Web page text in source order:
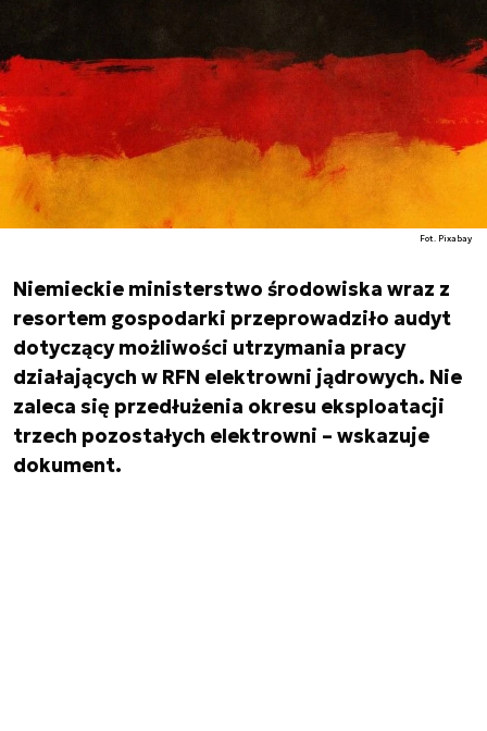
Fot. Pixabay
Niemieckie ministerstwo środowiska wraz z
resortem gospodarki przeprowadziło audyt
dotyczący możliwości utrzymania pracy
działających w RFN elektrowni jądrowych. Nie
zaleca się przedłużenia okresu eksploatacji
trzech pozostałych elektrowni – wskazuje
dokument.